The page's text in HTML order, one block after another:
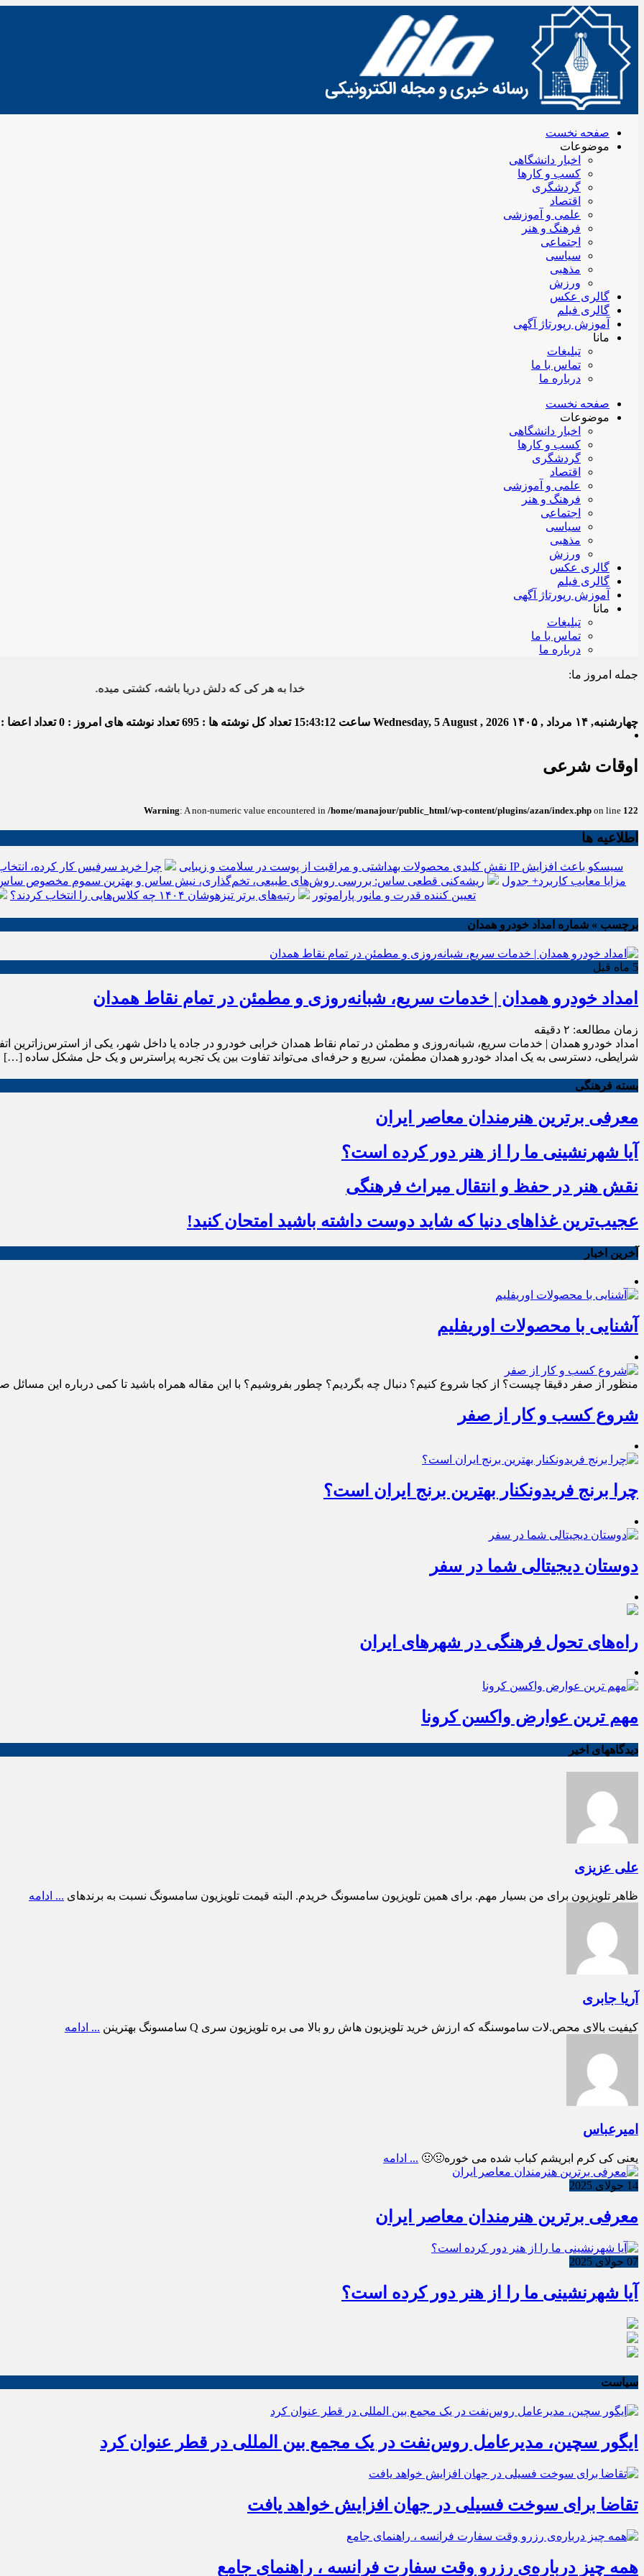
صفحه نخست
موضوعات
اخبار دانشگاهی
کسب و کارها
گردشگری
اقتصاد
علمی و آموزشی
فرهنگ و هنر
اجتماعی
سیاسی
مذهبی
ورزش
گالری عکس
گالری فیلم
آموزش رپورتاژ آگهی
مانا
تبلیغات
تماس با ما
درباره ما
صفحه نخست
موضوعات
اخبار دانشگاهی
کسب و کارها
گردشگری
اقتصاد
علمی و آموزشی
فرهنگ و هنر
اجتماعی
سیاسی
مذهبی
ورزش
گالری عکس
گالری فیلم
آموزش رپورتاژ آگهی
مانا
تبلیغات
تماس با ما
درباره ما
جمله امروز ما:
خدا به هر کی که دلش دریا باشه، کشتی میده.
چهارشنبه, ۱۴ مرداد , ۱۴۰۵ Wednesday, 5 August , 2026 ساعت 15:43:13 تعداد کل نوشته ها : 695 تعداد نوشته های امروز : 0 تعداد اعضا : 4
اوقات شرعی
Warning: A non-numeric value encountered in /home/manajour/public_html/wp-content/plugins/azan/index.php on line 122
اطلاعیه ها
نقش کلیدی محصولات بهداشتی و مراقبت از پوست در سلامت و زیبایی چرا خرید سرفیس کار کرده،
انواع باتری یو پی اس(ups)+مزایا معایب کاربرد+ جدول ریشه‌کنی قطعی ساس: بررسی روش‌های طبیعی، تخم‌گذاری، نیش ساس و بهترین سموم مخصوص
تعیین کننده قدرت و مانور پاراموتور
رتبه‌های برتر تیزهوشان ۱۴۰۴ چه کلاس‌هایی را انتخاب کردند؟
برچسب » شماره امداد خودرو همدان
5 ماه قبل
امداد خودرو همدان | خدمات سریع، شبانه‌روزی و مطمئن در تمام نقاط همدان
زمان مطالعه: ۲ دقیقه
امداد خودرو همدان | خدمات سریع، شبانه‌روزی و مطمئن در تمام نقاط همدان خرابی خودرو در جاده یا داخل شهر، یکی از استرس‌زاترین
شرایطی، دسترسی به یک امداد خودرو همدان مطمئن، سریع و حرفه‌ای می‌تواند تفاوت بین یک تجربه پراسترس و یک حل مشکل ساده […]
بسته فرهنگی
معرفی برترین هنرمندان معاصر ایران
آیا شهرنشینی ما را از هنر دور کرده است؟
نقش هنر در حفظ و انتقال میراث فرهنگی
عجیب‌ترین غذاهای دنیا که شاید دوست داشته باشید امتحان کنید!
آخرین اخبار
آشنایی با محصولات اوریفلیم
منظور از صفر دقیقا چیست؟ از کجا شروع کنیم؟ دنبال چه بگردیم؟ چطور بفروشیم؟ با این مقاله همراه باشید تا کمی درباره این مسائل
شروع کسب و کار از صفر
چرا برنج فریدونکنار بهترین برنج ایران است؟
دوستان دیجیتالی شما در سفر
راه‌های تحول فرهنگی در شهرهای ایران
مهم ترین عوارض واکسن کرونا
دیدگاههای اخیر
علی عزیزی
ظاهر تلویزیون برای من بسیار مهم. برای همین تلویزیون سامسونگ خریدم. البته قیمت تلویزیون سامسونگ نسبت به برندهای ... ادامه
آریا جابری
کیفیت بالای محص.لات ساموسنگه که ارزش خرید تلویزیون هاش رو بالا می بره تلویزیون سری Q سامسونگ بهترینن ... ادامه
امیرعباس
یعنی کی کرم ابریشم کباب شده می خوره🤢🤢 ... ادامه
14 جولای 2025
معرفی برترین هنرمندان معاصر ایران
07 جولای 2025
آیا شهرنشینی ما را از هنر دور کرده است؟
سیاست
ایگور سچین، مدیرعامل روس‌نفت در یک مجمع بین المللی در قطر عنوان کرد
تقاضا برای سوخت فسیلی در جهان افزایش خواهد یافت
همه چیز درباره‌ی رزرو وقت سفارت فرانسه ، راهنمای جامع